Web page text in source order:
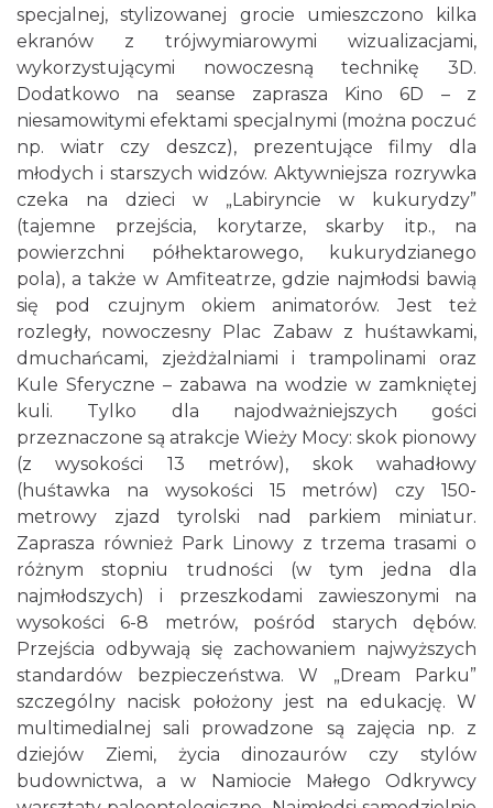
specjalnej, stylizowanej grocie umieszczono kilka
ekranów z trójwymiarowymi wizualizacjami,
wykorzystującymi nowoczesną technikę 3D.
Dodatkowo na seanse zaprasza Kino 6D – z
niesamowitymi efektami specjalnymi (można poczuć
np. wiatr czy deszcz), prezentujące filmy dla
młodych i starszych widzów. Aktywniejsza rozrywka
czeka na dzieci w „Labiryncie w kukurydzy”
(tajemne przejścia, korytarze, skarby itp., na
powierzchni półhektarowego, kukurydzianego
pola), a także w Amfiteatrze, gdzie najmłodsi bawią
się pod czujnym okiem animatorów. Jest też
rozległy, nowoczesny Plac Zabaw z huśtawkami,
dmuchańcami, zjeżdżalniami i trampolinami oraz
Kule Sferyczne – zabawa na wodzie w zamkniętej
kuli. Tylko dla najodważniejszych gości
przeznaczone są atrakcje Wieży Mocy: skok pionowy
(z wysokości 13 metrów), skok wahadłowy
(huśtawka na wysokości 15 metrów) czy 150-
metrowy zjazd tyrolski nad parkiem miniatur.
Zaprasza również Park Linowy z trzema trasami o
różnym stopniu trudności (w tym jedna dla
najmłodszych) i przeszkodami zawieszonymi na
wysokości 6-8 metrów, pośród starych dębów.
Przejścia odbywają się zachowaniem najwyższych
standardów bezpieczeństwa. W „Dream Parku”
szczególny nacisk położony jest na edukację. W
multimedialnej sali prowadzone są zajęcia np. z
dziejów Ziemi, życia dinozaurów czy stylów
budownictwa, a w Namiocie Małego Odkrywcy